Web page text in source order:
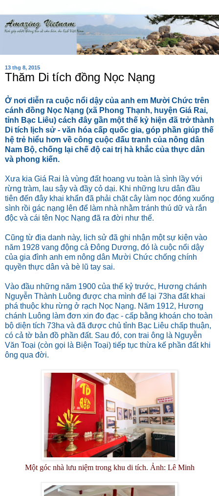
13 thg 8, 2015
Thăm Di tích đồng Nọc Nạng
Ở nơi diễn ra cuộc nổi dậy của anh em Mười Chức trên
cánh đồng Nọc Nạng (xã Phong Thạnh, huyện Giá Rai,
tỉnh Bạc Liêu) cách đây gần một thế kỷ hiện đã trở thành
Di tích lịch sử - văn hóa cấp quốc gia, góp phần giúp thế
hệ trẻ hiểu hơn về công cuộc đấu tranh của nông dân
Nam Bộ, chống lại chế độ cai trị hà khắc của thực dân
và phong kiến.
Xưa kia Giá Rai là vùng đất hoang vu toàn là sình lầy với
rừng tràm, lau sậy và đầy cỏ dại. Khi những lưu dân đầu
tiên đến đây khai khẩn đã phải chặt cây làm nọc đóng xuống
sình rồi gác nạng lên để làm nhà nhằm tránh thú dữ và rắn
độc và cái tên Nọc Nạng đã ra đời như thế.
Cũng từ địa danh này, lịch sử đã ghi nhận một sự kiện vào
năm 1928 vang động cả Đông Dương, đó là cuộc nổi dậy
của gia đình anh em nông dân Mười Chức chống chính
quyền thực dân và bè lũ tay sai.
Vào đầu những năm 1900 của thế kỷ trước, Hương chánh
Nguyễn Thành Luông được cha mình để lại 73ha đất khai
phá thuộc khu rừng ở rạch Nọc Nạng. Năm 1912, Hương
chánh Luông làm đơn xin đo đạc - cấp bằng khoán cho toàn
bộ diện tích 73ha và đã được chủ tỉnh Bạc Liêu chấp thuận,
có cả tờ bản đồ phần đất. Sau đó, con trai ông là Nguyễn
Văn Toại (còn gọi là Biện Toại) tiếp tục thừa kế phần đất khi
ông qua đời.
Một góc nhà lưu niệm trong khu di tích. Ảnh: Lê Minh